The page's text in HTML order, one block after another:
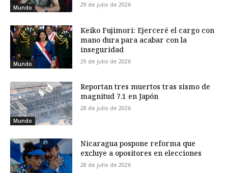
Mundo 29 de julio de 2026
Mundo
Keiko Fujimori: Ejerceré el cargo con
mano dura para acabar con la
inseguridad
29 de julio de 2026
Mundo
Reportan tres muertos tras sismo de
magnitud 7.1 en Japón
28 de julio de 2026
Nicaragua pospone reforma que
excluye a opositores en elecciones
28 de julio de 2026